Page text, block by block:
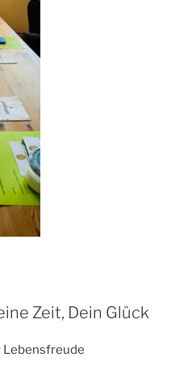
Zeit, Dein Glück
Lebensfreude